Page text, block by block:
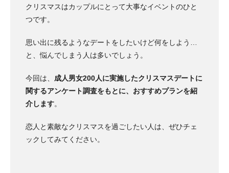
クリスマスはカップルにとって大事なイベントのひと
つです。
思い出に残るようなデートをしたいけど何をしよう…
と、悩んでしまう人は多いでしょう。
今回は、 成人男女200人に実施したクリスマスデートに
関するアンケート調査をもとに、おすすめプランを紹
介します。
恋人と素敵なクリスマスを過ごしたい人は、ぜひチェ
ックしてみてください。